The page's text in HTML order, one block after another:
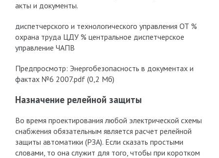
акты и документы.
диспетчерского и технологического управления ОТ %
охрана труда ЦДУ % центральное диспетчерское
управление ЧАПВ
Предпросмотр: Энергобезопасность в документах и
фактах №6 2007.pdf (0,2 Мб)
Назначение релейной защиты
Во время проектирования любой электрической схемы
снабжения обязательным является расчет релейной
защиты автоматики (РЗА). Если сказать простыми
словами, то она служит для того, чтобы при коротком